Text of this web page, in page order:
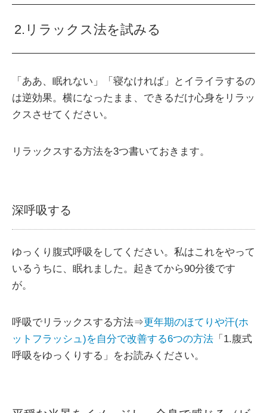
2.リラックス法を試みる
「ああ、眠れない」「寝なければ」とイライラするの
は逆効果。横になったまま、できるだけ心身をリラッ
クスさせてください。
リラックスする方法を3つ書いておきます。
深呼吸する
ゆっくり腹式呼吸をしてください。私はこれをやって
いるうちに、眠れました。起きてから90分後です
が。
呼吸でリラックスする方法⇒更年期のほてりや汗(ホ
ットフラッシュ)を自分で改善する6つの方法 「1.腹式
呼吸をゆっくりする」をお読みください。